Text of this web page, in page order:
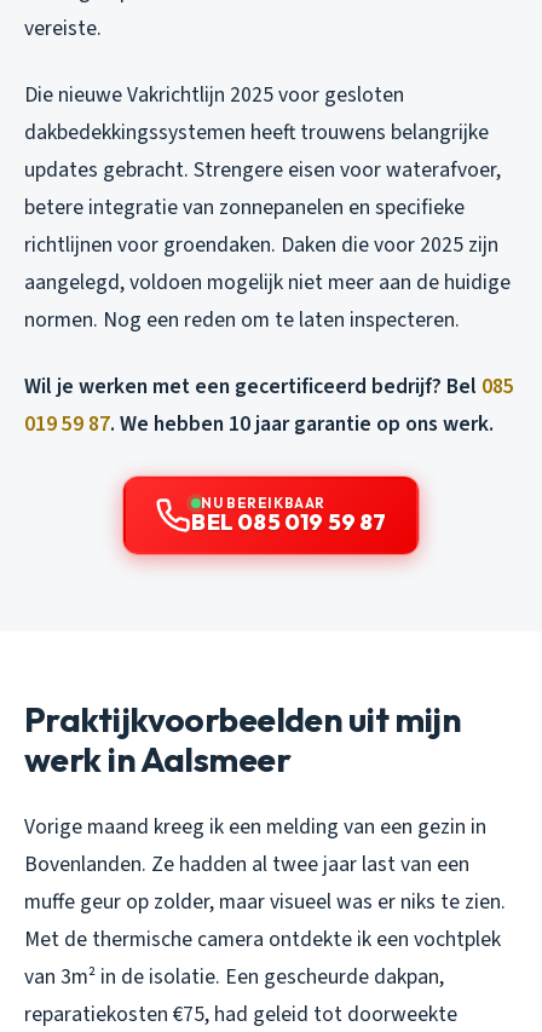
vereiste.
Die nieuwe Vakrichtlijn 2025 voor gesloten
dakbedekkingssystemen heeft trouwens belangrijke
updates gebracht. Strengere eisen voor waterafvoer,
betere integratie van zonnepanelen en specifieke
richtlijnen voor groendaken. Daken die voor 2025 zijn
aangelegd, voldoen mogelijk niet meer aan de huidige
normen. Nog een reden om te laten inspecteren.
Wil je werken met een gecertificeerd bedrijf? Bel 085
019 59 87. We hebben 10 jaar garantie op ons werk.
NU BEREIKBAAR
BEL 085 019 59 87
Praktijkvoorbeelden uit mijn
werk in Aalsmeer
Vorige maand kreeg ik een melding van een gezin in
Bovenlanden. Ze hadden al twee jaar last van een
muffe geur op zolder, maar visueel was er niks te zien.
Met de thermische camera ontdekte ik een vochtplek
van 3m² in de isolatie. Een gescheurde dakpan,
reparatiekosten €75, had geleid tot doorweekte